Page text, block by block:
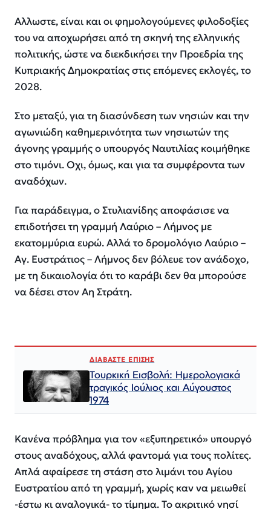
Αλλωστε, είναι και οι φημολογούμενες φιλοδοξίες
του να αποχωρήσει από τη σκηνή της ελληνικής
πολιτικής, ώστε να διεκδικήσει την Προεδρία της
Κυπριακής Δημοκρατίας στις επόμενες εκλογές, το
2028.
Στο μεταξύ, για τη διασύνδεση των νησιών και την
αγωνιώδη καθημερινότητα των νησιωτών της
άγονης γραμμής ο υπουργός Ναυτιλίας κοιμήθηκε
στο τιμόνι. Οχι, όμως, και για τα συμφέροντα των
αναδόχων.
Για παράδειγμα, ο Στυλιανίδης αποφάσισε να
επιδοτήσει τη γραμμή Λαύριο – Λήμνος με
εκατομμύρια ευρώ. Αλλά το δρομολόγιο Λαύριο –
Αγ. Ευστράτιος – Λήμνος δεν βόλευε τον ανάδοχο,
με τη δικαιολογία ότι το καράβι δεν θα μπορούσε
να δέσει στον Αη Στράτη.
ΔΙΑΒΑΣΤΕ ΕΠΙΣΗΣ
Τουρκική Εισβολή: Ημερολογιακά
τραγικός Ιούλιος και Αύγουστος
1974
Κανένα πρόβλημα για τον «εξυπηρετικό» υπουργό
στους αναδόχους, αλλά φαντομά για τους πολίτες.
Απλά αφαίρεσε τη στάση στο λιμάνι του Αγίου
Ευστρατίου από τη γραμμή, χωρίς καν να μειωθεί
-έστω κι αναλογικά- το τίμημα. Το ακριτικό νησί